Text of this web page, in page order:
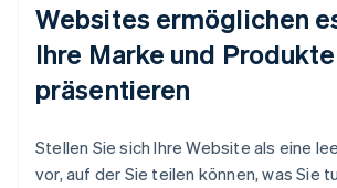
Websites ermöglichen
Ihre Marke und
präsentieren
Stellen Sie sich Ihre Website als eine
vor, auf der Sie teilen können, was Sie